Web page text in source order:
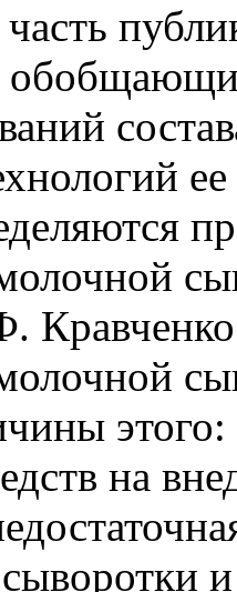
этого:
на